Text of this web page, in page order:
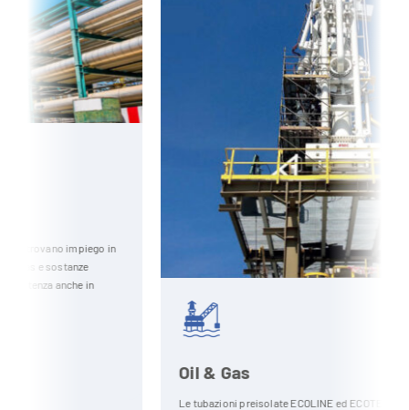
Le tubazioni preisolate ECOLINE ed ECOTECH per il settore Oil &